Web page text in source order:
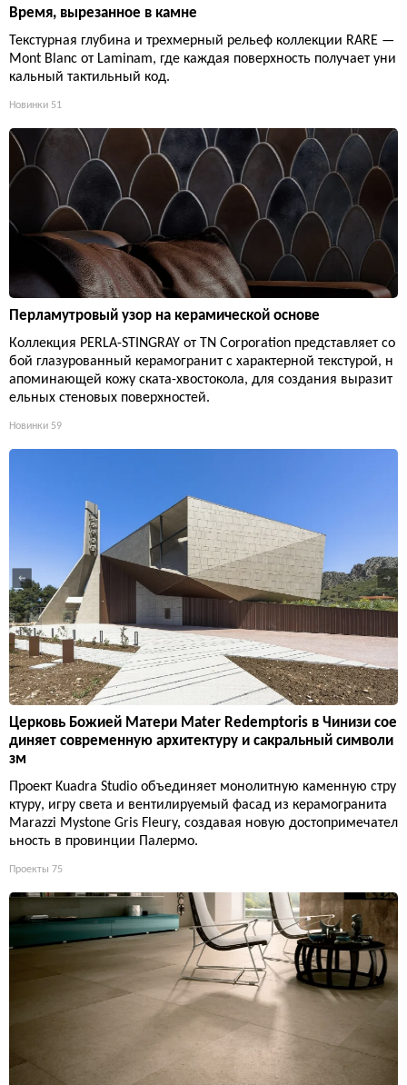
Время, вырезанное в камне
Текстурная глубина и трехмерный рельеф коллекции RARE —
Mont Blanc от Laminam, где каждая поверхность получает уни
кальный тактильный код.
Новинки 51
Перламутровый узор на керамической основе
Коллекция PERLA-STINGRAY от TN Corporation представляет со
бой глазурованный керамогранит с характерной текстурой, н
апоминающей кожу ската-хвостокола, для создания выразит
ельных стеновых поверхностей.
Новинки 59
Церковь Божией Матери Mater Redemptoris в Чинизи сое
диняет современную архитектуру и сакральный символи
зм
Проект Kuadra Studio объединяет монолитную каменную стру
ктуру, игру света и вентилируемый фасад из керамогранита
Marazzi Mystone Gris Fleury, создавая новую достопримечател
ьность в провинции Палермо.
Проекты 75